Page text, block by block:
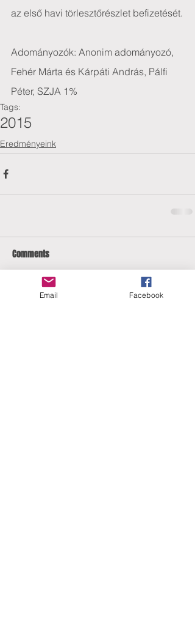
az első havi törlesztőrészlet befizetését.
Adományozók: Anonim adományozó,
Fehér Márta és Kárpáti András, Pálfi
Péter, SZJA 1%
Tags:
2015
Eredményeink
Comments
Write a comment...
Email Facebook